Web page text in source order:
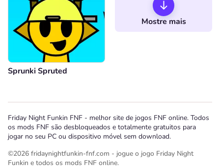
Sprunki Spruted
Mostre mais
Friday Night Funkin FNF - melhor site de jogos FNF online. Todos
os mods FNF são desbloqueados e totalmente gratuitos para
jogar no seu PC ou dispositivo móvel sem download.
©2026 fridaynightfunkin-fnf.com - jogue o jogo Friday Night
Funkin e todos os mods FNF online.